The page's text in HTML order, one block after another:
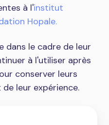
à l'institut
Hopale.
dans le cadre de leur
à l'utiliser après
conserver leurs
leur expérience.